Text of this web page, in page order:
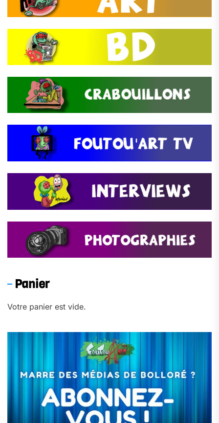
Panier
Votre panier est vide.